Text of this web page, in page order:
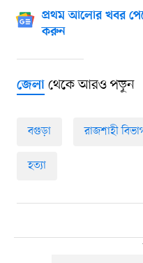
প্রথম আলোর খবর
করুন
জেলাথেকে আরও পড়ুন
বগুড়া রাজশাহী
হত্যা